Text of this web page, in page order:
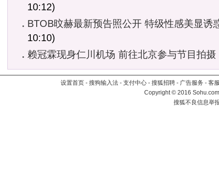
10:12)
BTOB旼赫最新预告照公开 特级性感美显诱
10:10)
赖冠霖现身仁川机场 前往北京参与节目拍摄
设置首页 - 搜狗输入法 - 支付中心 - 搜狐招聘 - 广告服务 - 客
Copyright©2016
搜狐不良信息举